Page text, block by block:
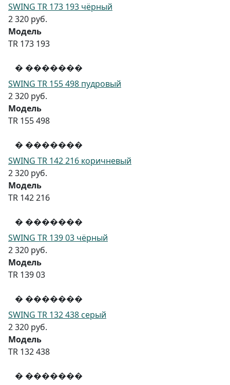
SWING TR 173 193 чёрный
2 320 руб.
Модель
TR 173 193
� �������
SWING TR 155 498 пудровый
2 320 руб.
Модель
TR 155 498
� �������
SWING TR 142 216 коричневый
2 320 руб.
Модель
TR 142 216
� �������
SWING TR 139 03 чёрный
2 320 руб.
Модель
TR 139 03
� �������
SWING TR 132 438 серый
2 320 руб.
Модель
TR 132 438
� �������